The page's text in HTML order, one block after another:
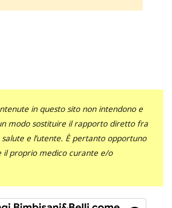
in questo sito non intendono e
modo sostituire il rapporto diretto fra
e l’utente. È pertanto opportuno
il proprio medico curante e/o